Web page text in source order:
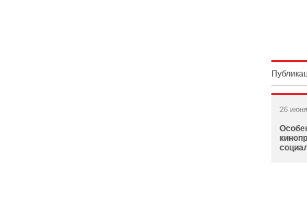
26